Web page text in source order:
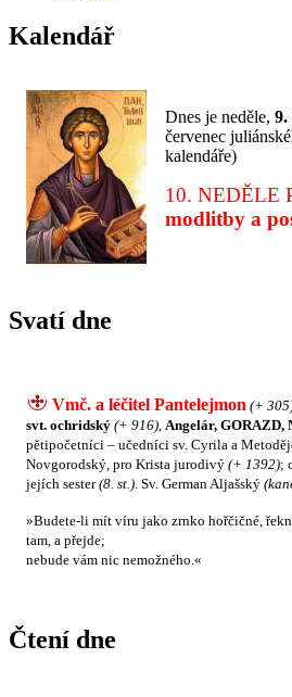
Kalendář
Dnes je neděle, 9.
červenec
kalendáře)
10. NEDĚLE
modlitby a
Svatí dne
Vmč. a léčitel Pantelejmon (+
svt. ochridský (+ 916), Angelár, GORAZD,
pětipočetníci – učedníci sv. Cyrila a
Novgorodský, pro Krista jurodivý (+ 1392);
jejích sester(8. st.). Sv. German Aljašský
»Budete-li mít víru jako zrnko hořčičné,
tam, a přejde;
nebude vám nic nemožného.«
Čtení dne